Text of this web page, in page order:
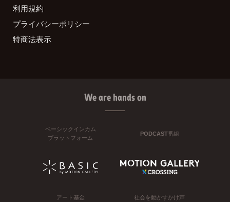
利用規約
プライバシーポリシー
特商法表示
We are hands on
ベーシックインカム
プラットフォーム
PODCAST番組
アート基金 社会を動かすかけ声